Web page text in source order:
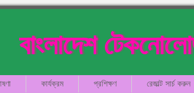
বাংলাদেশ
কার্যক্রম প্রশিক্ষণ রেজাল্ট সার্চ করুন